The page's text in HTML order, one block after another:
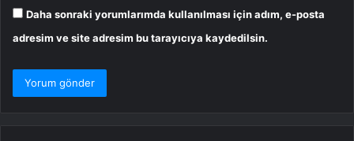
Daha sonraki yorumlarımda kullanılması için adım, e-posta
adresim ve site adresim bu tarayıcıya kaydedilsin.